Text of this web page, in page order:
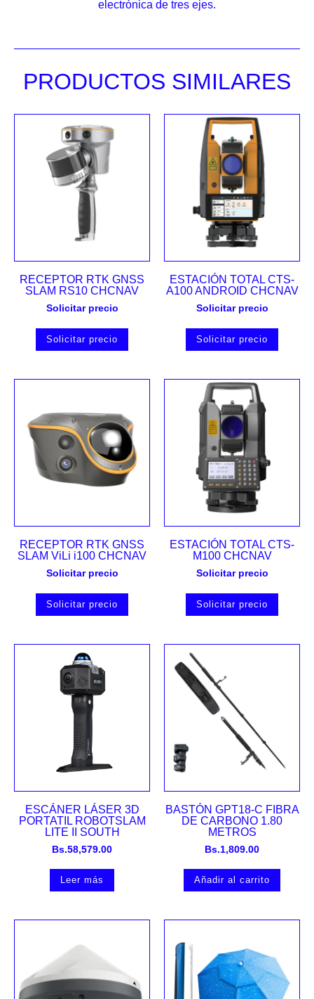
electrónica de tres ejes.
PRODUCTOS SIMILARES
RECEPTOR RTK GNSS
SLAM RS10 CHCNAV
Solicitar precio
Solicitar precio
ESTACIÓN TOTAL CTS-
A100 ANDROID CHCNAV
Solicitar precio
Solicitar precio
RECEPTOR RTK GNSS
SLAM ViLi i100 CHCNAV
Solicitar precio
Solicitar precio
ESTACIÓN TOTAL CTS-
M100 CHCNAV
Solicitar precio
Solicitar precio
ESCÁNER LÁSER 3D
PORTATIL ROBOTSLAM
LITE II SOUTH
Bs.58,579.00
Leer más
BASTÓN GPT18-C FIBRA
DE CARBONO 1.80
METROS
Bs.1,809.00
Añadir al carrito